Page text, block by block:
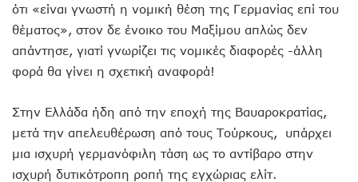
ότι «είναι γνωστή η νομική θέση της Γερμανίας επί του
θέματος», στον δε ένοικο του Μαξίμου απλώς δεν
απάντησε, γιατί γνωρίζει τις νομικές διαφορές -άλλη
φορά θα γίνει η σχετική αναφορά!
Στην Ελλάδα ήδη από την εποχή της Βαυαροκρατίας,
μετά την απελευθέρωση από τους Τούρκους, υπάρχει
μια ισχυρή γερμανόφιλη τάση ως το αντίβαρο στην
ισχυρή δυτικότροπη ροπή της εγχώριας ελίτ.